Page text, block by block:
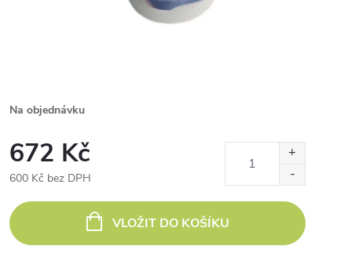
Na objednávku
672 Kč
600 Kč bez DPH
cena:
VLOŽIT DO KOŠÍKU